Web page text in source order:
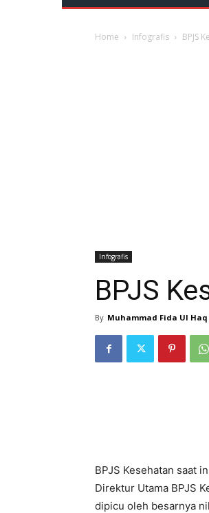
Home Infografis BPJS
Infografis
BPJS
By Muhammad Fida Ul Haq
BPJS Kesehatan saat
Direktur Utama BPJS
dipicu oleh besarnya